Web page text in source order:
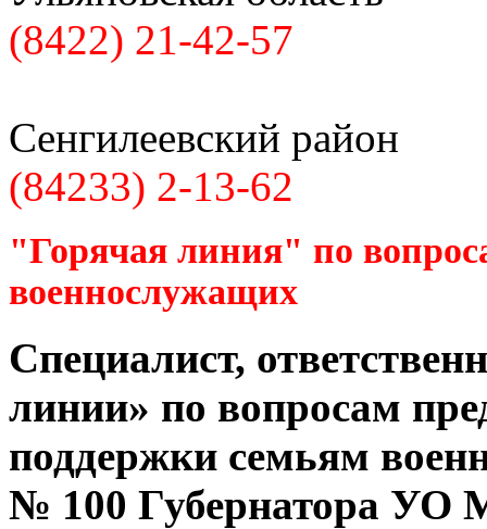
(8422) 21-42-57
Сенгилеевский район
(84233) 2-13-62
"Горячая линия" по
военнослужащих
Специалист,
линии» по вопросам
поддержки семьям
№ 100 Губернатора УО